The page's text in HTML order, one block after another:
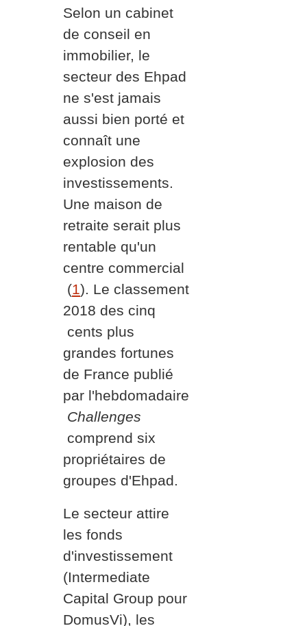
Selon un cabinet
de conseil en
immobilier, le
secteur des Ehpad
ne s'est jamais
aussi bien porté et
connaît une
explosion des
investissements.
Une maison de
retraite serait plus
rentable qu'un
centre commercial
(1). Le classement
2018 des cinq
cents plus
grandes fortunes
de France publié
par l'hebdomadaire
Challenges
comprend six
propriétaires de
groupes d'Ehpad.
Le secteur attire
les fonds
d'investissement
(Intermediate
Capital Group pour
DomusVi), les